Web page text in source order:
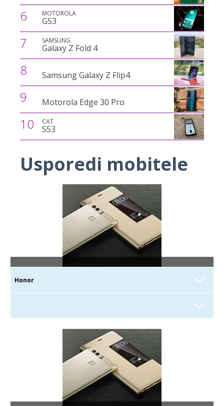
6 MOTOROLA
G53
7 SAMSUNG
Galaxy Z Fold 4
8 Samsung Galaxy Z Flip4
9 Motorola Edge 30 Pro
10 CAT
S53
Usporedi mobitele